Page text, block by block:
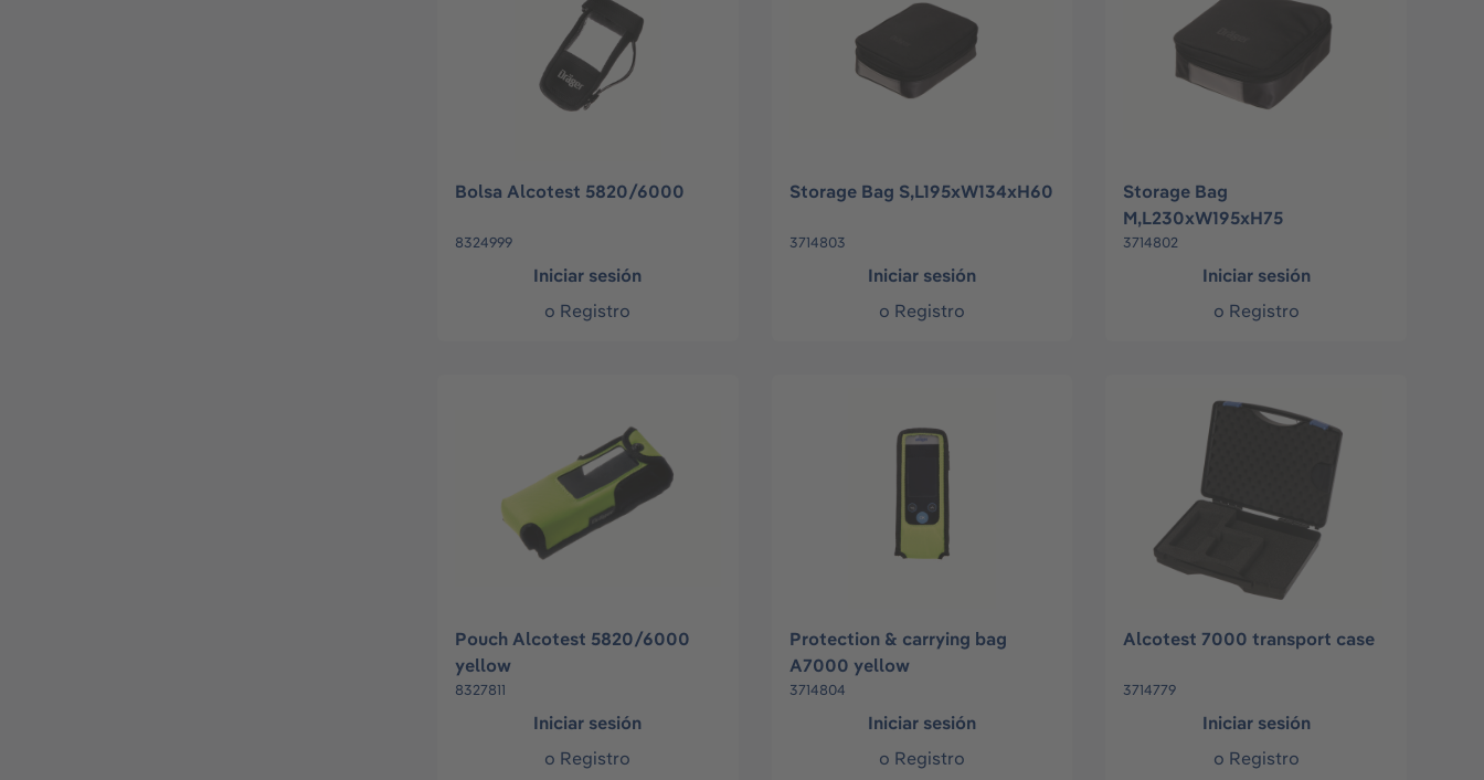
Bolsa Alcotest 5820/6000
8324999
Iniciar sesión
o Registro
Storage Bag S,L195xW134xH60
3714803
Iniciar sesión
o Registro
Storage Bag
M,L230xW195xH75
3714802
Iniciar sesión
o Registro
Pouch Alcotest 5820/6000
yellow
8327811
Iniciar sesión
o Registro
Protection & carrying bag
A7000 yellow
3714804
Iniciar sesión
o Registro
Alcotest 7000 transport case
3714779
Iniciar sesión
o Registro